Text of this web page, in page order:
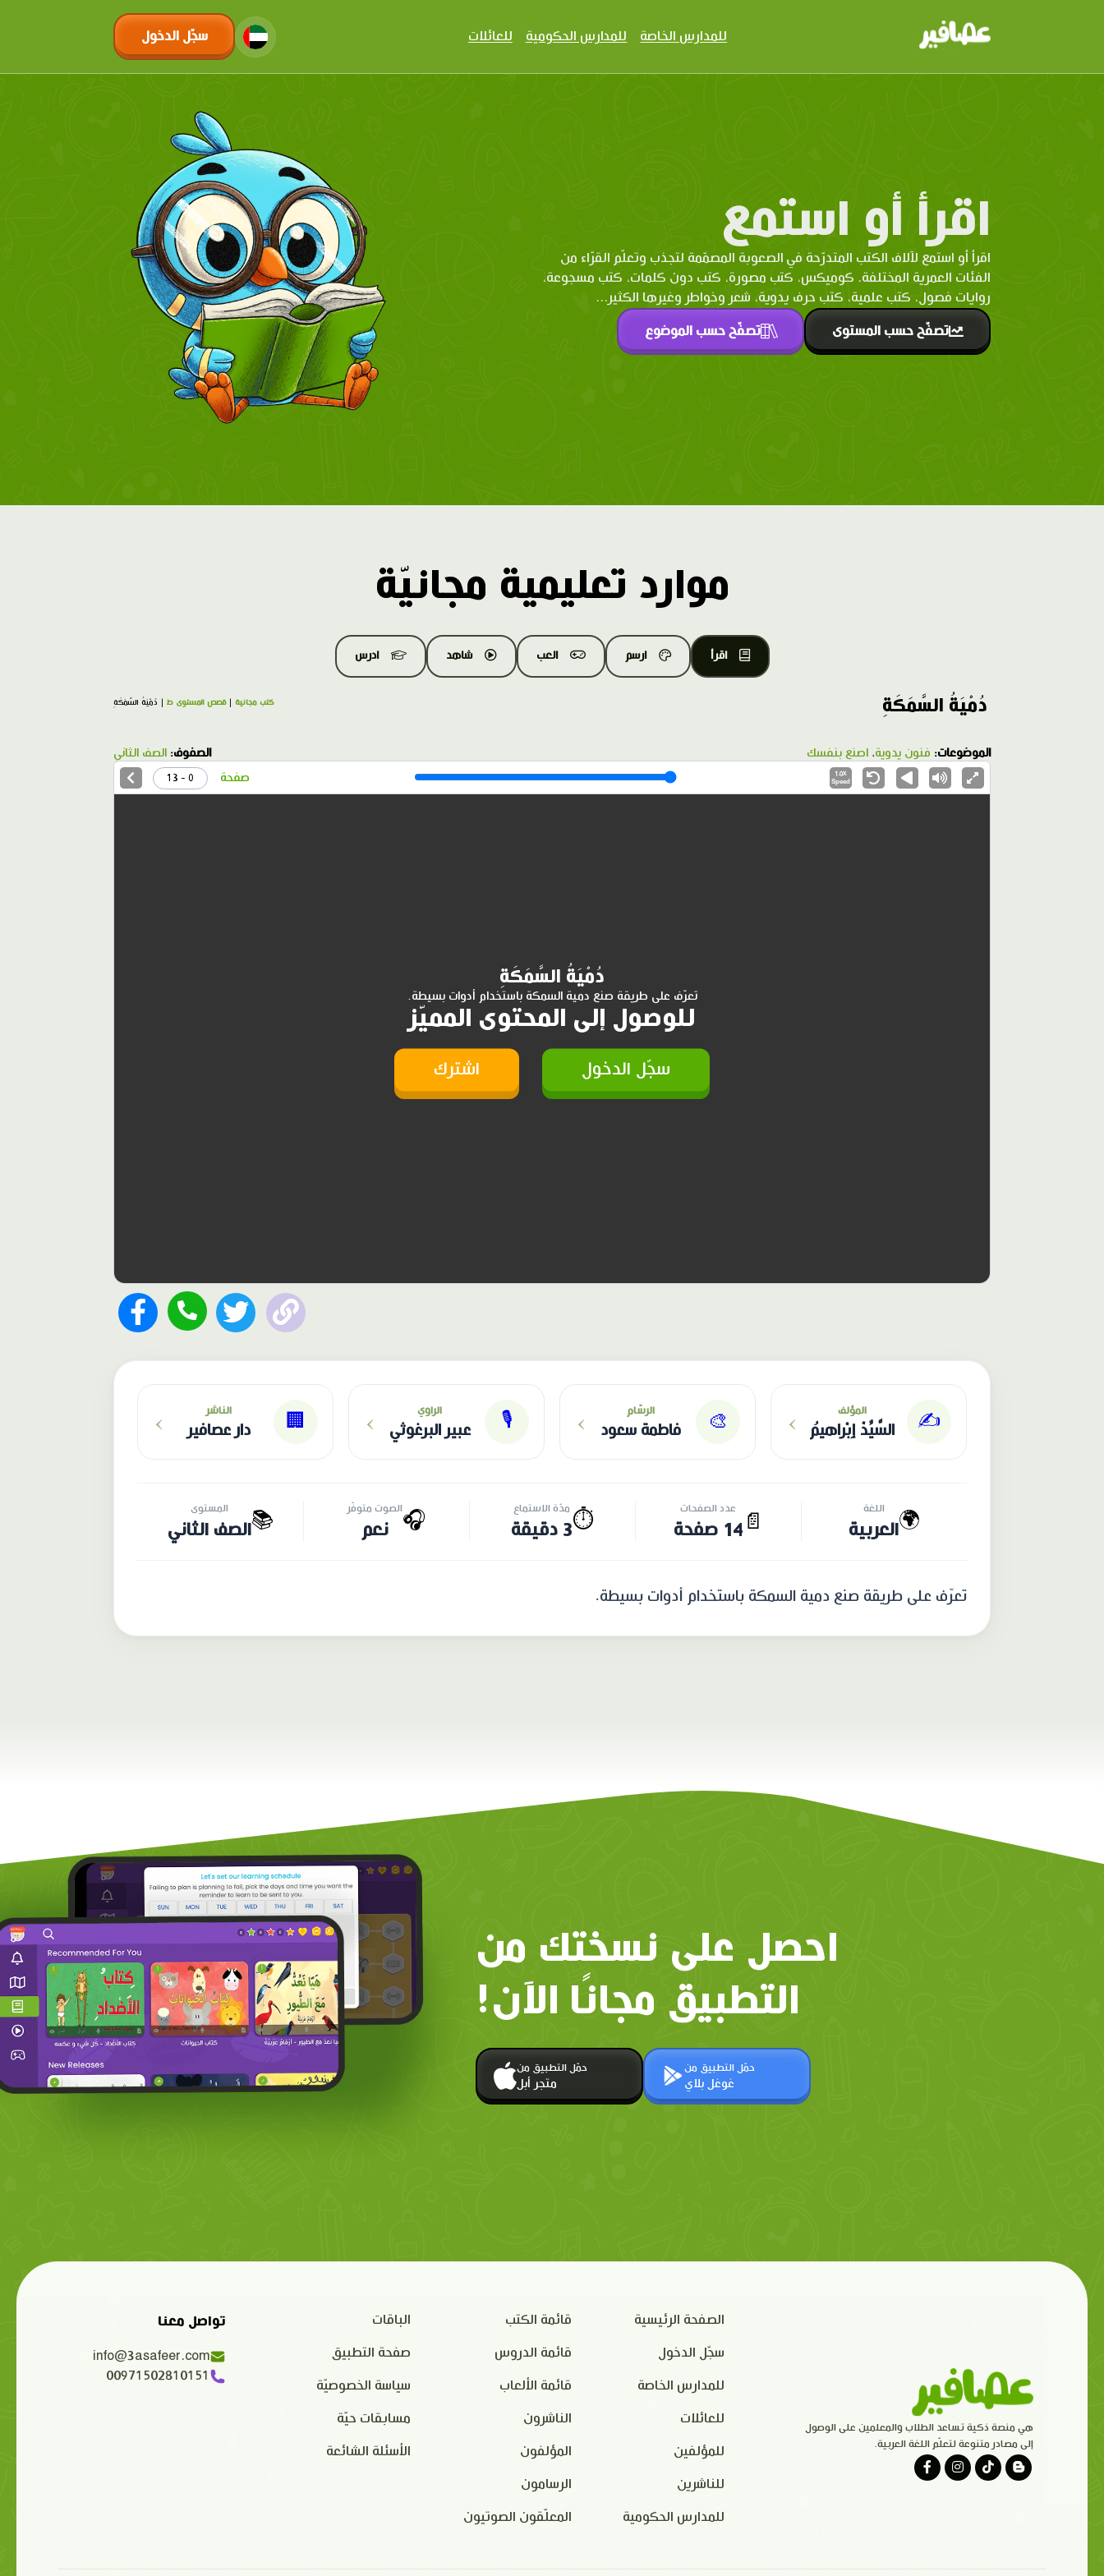
للمدارس الخاصة للمدارس الحكومية للعائلات سجّل الدخول
اقرأ أو استمع
اقرأ أو استمع لآلاف الكتب المتدرّحة في الصعوبة المصمّمة لتجذب وتعلّم القرّاء من
الفئات العمرية المختلفة. كوميكس، كتب مصورة، كتب دون كلمات، كتب مسجوعة،
روايات فصول، كتب علمية، كتب حرف يدوية، شعر وخواطر وغيرها الكثير...
تصفّح حسب المستوى تصفّح حسب الموضوع
موارد تعليمية مجانيّة
اقرأ ارسم العب شاهد ادرس
دُمْيَةُ السَّمَكَةِ كتب مجانية |قصص المستوى ط | دُمْيَةُ السَّمَكَةِ
الموضوعات: فنون يدوية، اصنع بنفسك الصفوف: الصف الثاني
1.0X
Speed
صفحة 0 - 13
دُمْيَةُ السَّمَكَةِ
تعرّف على طريقة صنع دمية السمكة باستخدام أدوات بسيطة.
للوصول إلى المحتوى المميّز
سجّل الدخول اشترك
✍️ المؤلف
السَّيِّدْ إِبْراهيمُ ›
🎨
الرسّام
فاطمة سعود ›
🎙 الراوي
عبير البرغوثي ›
🏢
الناشر
دار عصافير ›
🌍 اللغة
العربية 📄
عدد الصفحات
14 صفحة ⏱️ مدّة الاستماع
3 دقيقة 🎧الصوت متوفّر
نعم 📚 المستوى
الصف الثاني
تعرّف على طريقة صنع دمية السمكة باستخدام أدوات بسيطة.
احصل على نسختك من
التطبيق مجانًا الآن!
حمّل التطبيق من
متجر أبل
حمّل التطبيق من
غوغل بلاي
هي منصة ذكية تساعد الطلاب والمعلمين على الوصول
إلى مصادر متنوعة لتعلّم اللغة العربية.
الصفحة الرئيسية
سجّل الدخول
للمدارس الخاصة
للعائلات
للمؤلفين
للناشرين
للمدارس الحكومية
قائمة الكتب
قائمة الدروس
قائمة الألعاب
الناشرون
المؤلفون
الرسامون
المعلّقون الصوتيون
الباقات
صفحة التطبيق
سياسة الخصوصيّة
مسابقات حيّة
الأسئلة الشائعة
تواصل معنا
info@3asafeer.com
00971502810151